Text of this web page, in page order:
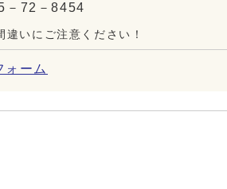
－72－8454
違いにご注意ください！
ォーム